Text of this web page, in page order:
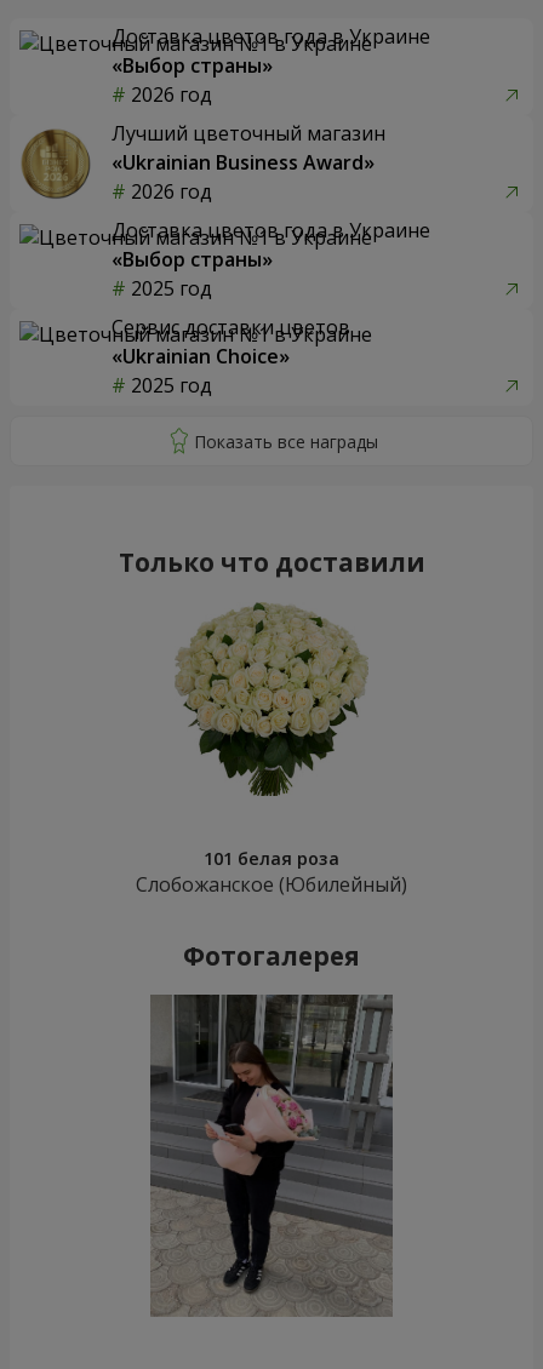
Доставка цветов года в Украине
«Выбор страны»
2026 год
Лучший цветочный магазин
«Ukrainian Business Award»
2026 год
Доставка цветов года в Украине
«Выбор страны»
2025 год
Сервис доставки цветов
«Ukrainian Choice»
2025 год
Только что доставили
101 белая роза
Слобожанское (Юбилейный)
Фотогалерея